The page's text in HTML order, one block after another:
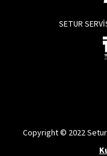
SETUR
Copyright © 2022 Setur